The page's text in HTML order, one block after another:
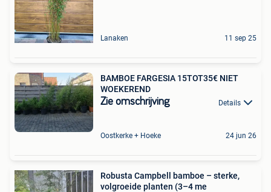
Lanaken 11 sep 25
BAMBOE FARGESIA 15TOT35€ NIET
WOEKEREND
Zie omschrijving Details
Oostkerke + Hoeke 24 jun 26
Robusta Campbell bamboe – sterke,
volgroeide planten (3–4 me